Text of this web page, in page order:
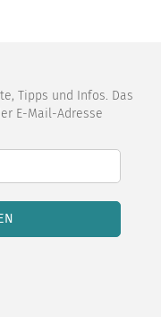
Tipps und Infos. Das
E-Mail-Adresse